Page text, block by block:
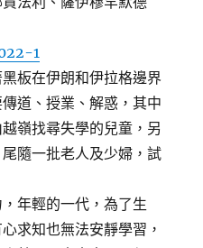
1
板在伊朗和伊拉格邊界
道、授業、解惑，其中
嶺找尋失學的兒童，另
隨一批老人及少婦，試
年輕的一代，為了生
求知也無法安靜學習，